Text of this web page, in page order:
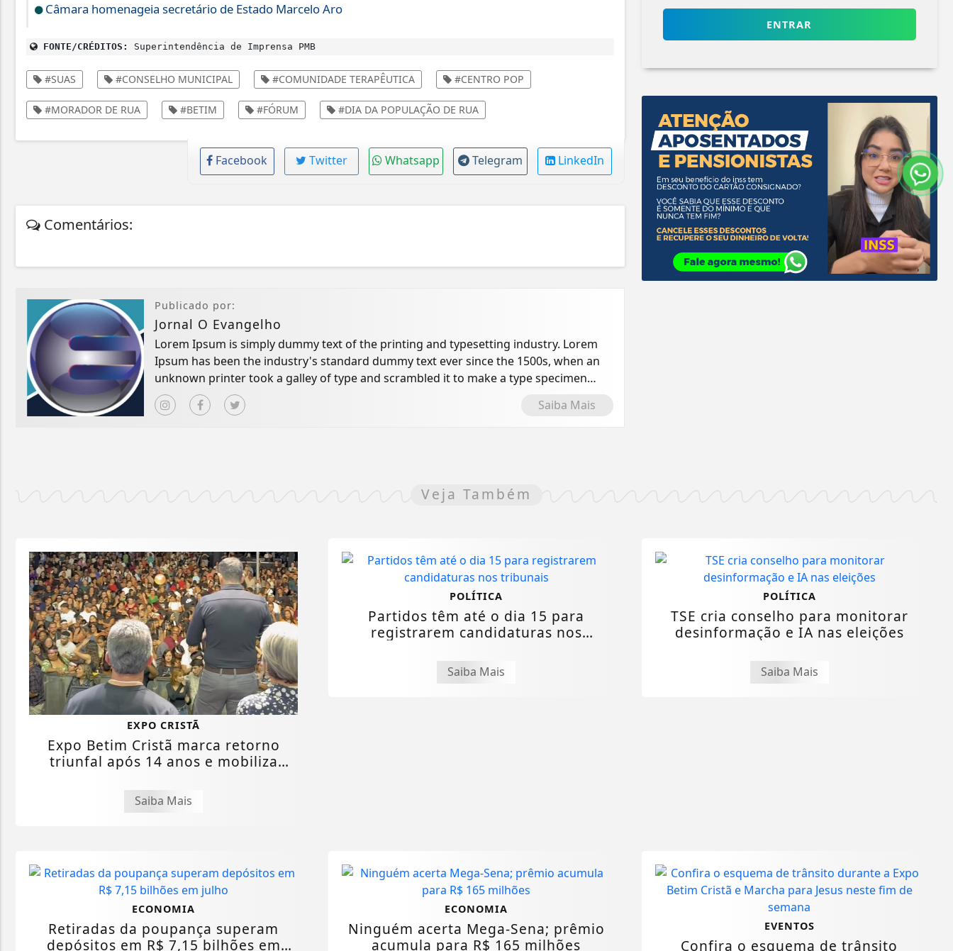
Câmara homenageia secretário de Estado Marcelo Aro
FONTE/CRÉDITOS: Superintendência de Imprensa PMB
#SUAS #CONSELHO MUNICIPAL #COMUNIDADE TERAPÊUTICA #CENTRO POP
#MORADOR DE RUA #BETIM #FÓRUM #DIA DA POPULAÇÃO DE RUA
Facebook Twitter Whatsapp Telegram LinkedIn
Comentários:
Publicado por:
Jornal O Evangelho
Lorem Ipsum is simply dummy text of the printing and typesetting industry. Lorem
Ipsum has been the industry's standard dummy text ever since the 1500s, when an
unknown printer took a galley of type and scrambled it to make a type specimen
book.
Saiba Mais
ENTRAR
Veja Também
EXPO CRISTÃ
Expo Betim Cristã marca retorno
triunfal após 14 anos e mobiliza
Saiba Mais
POLÍTICA
Partidos têm até o dia 15 para
registrarem candidaturas nos
Saiba Mais
POLÍTICA
TSE cria conselho para monitorar
desinformação e IA nas eleições
Saiba Mais
ECONOMIA
Retiradas da poupança superam
depósitos em R$ 7,15 bilhões em
ECONOMIA
Ninguém acerta Mega-Sena; prêmio
acumula para R$ 165 milhões
EVENTOS
Confira o esquema de trânsito